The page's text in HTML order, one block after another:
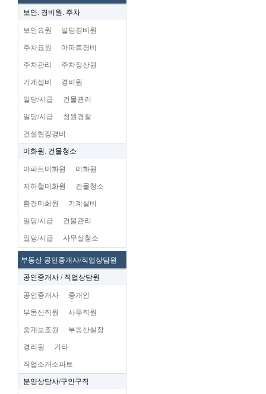
보안. 경비원. 주차
보안요원 빌딩경비원
주차요원 아파트경비
주차관리 주차정산원
기계설비 경비원
일당/시급 건물관리
일당/시급 청원경찰
건설현장경비
미화원. 건물청소
아파트미화원 미화원
지하철미화원 건물청소
환경미화원 기계설비
일당/시급 건물관리
일당/시급 사무실청소
부동산 공인중개사/직업상담원
공인중개사 / 직업상담원
공인중개사 중개인
부동산직원 사무직원
중개보조원 부동산실장
경리원 기타
직업소개소파트
분양상담사/구인구직